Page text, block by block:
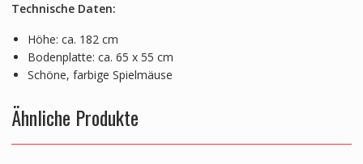
Technische Daten:
Höhe: ca. 182 cm
Bodenplatte: ca. 65 x 55 cm
Schöne, farbige Spielmäuse
Ähnliche Produkte